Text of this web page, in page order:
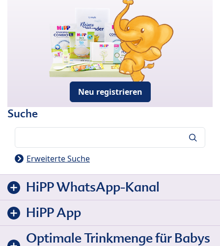
Neu registrieren
Suche
Erweiterte Suche
HiPP WhatsApp-Kanal
HiPP App
Optimale Trinkmenge für Babys